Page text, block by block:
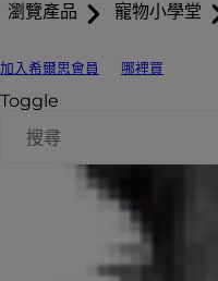
瀏覽產品 寵物小學堂
加入希爾思會員 哪裡買
Toggle